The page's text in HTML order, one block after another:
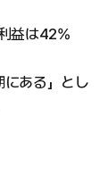
益は42%
ある」とし